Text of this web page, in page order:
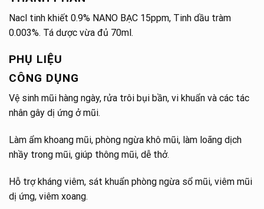
Nacl tinh khiết 0.9% NANO BẠC 15ppm, Tinh dầu tràm
0.003%. Tá dược vừa đủ 70ml.
PHỤ LIỆU
CÔNG DỤNG
Vệ sinh mũi hàng ngày, rửa trôi bụi bần, vi khuẩn và các tác
nhân gây dị ứng ở mũi.
Làm ẩm khoang mũi, phòng ngừa khô mũi, làm loãng dịch
nhầy trong mũi, giúp thông mũi, dễ thở.
Hỗ trợ kháng viêm, sát khuẩn phòng ngừa sổ mũi, viêm mũi
dị ứng, viêm xoang.